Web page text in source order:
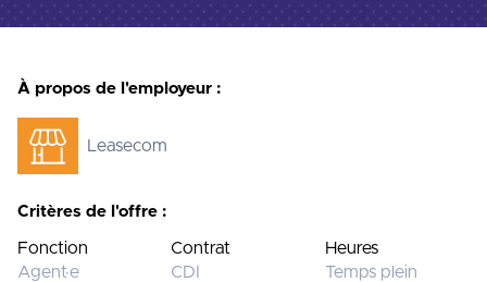
À propos de l'employeur :
Leasecom
Critères de l'offre :
Fonction
Agent·e
Contrat
CDI
Heures
Temps plein